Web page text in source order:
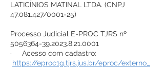
LATICÍNIOS MATINAL LTDA. (CNPJ
47.081.427/0001-25)
Processo Judicial E-PROC TJRS nº
5056364-39.2023.8.21.0001
· Acesso com cadastro:
https://eproc1g.tjrs.jus.br/eproc/externo_